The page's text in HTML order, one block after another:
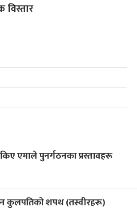
विस्तार
एमाले पुनर्गठनका प्रस्तावहरू
कुलपतिको शपथ (तस्वीरहरू)